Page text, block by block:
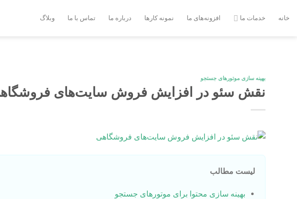
خانه خدمات ما افزونه‌های ما نمونه کارها درباره ما تماس با ما وبلاگ
بهینه سازی موتورهای جستجو
نقش سئو در افزایش فروش سایت‌های
لیست مطالب
بهینه سازی محتوا برای موتورهای جستجو